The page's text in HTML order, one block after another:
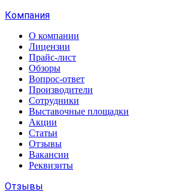
Компания
О компании
Лицензии
Прайс-лист
Обзоры
Вопрос-ответ
Производители
Сотрудники
Выставочные площадки
Акции
Статьи
Отзывы
Вакансии
Реквизиты
Отзывы